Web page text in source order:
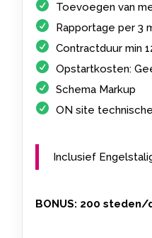
Toevoegen van
Rapportage per 3
Contractduur min
Opstartkosten:
Schema Markup
ON site
Inclusief
BONUS: 200 steden/